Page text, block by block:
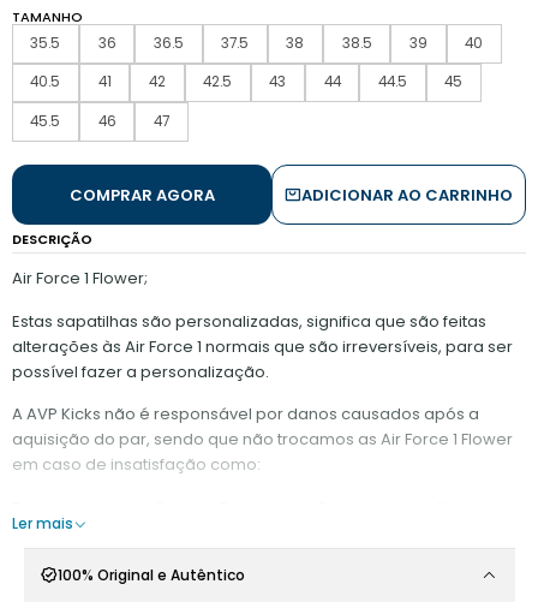
TAMANHO
35.5
36 36.5 37.5 38 38.5 39 40
40.5 41 42 42.5 43 44 44.5 45
45.5 46 47
ADICIONAR AO CARRINHO
COMPRAR AGORA
DESCRIÇÃO
Air Force 1 Flower;
Estas sapatilhas são personalizadas, significa que são feitas
alterações às Air Force 1 normais que são irreversíveis, para ser
possível fazer a personalização.
A AVP Kicks não é responsável por danos causados após a
aquisição do par, sendo que não trocamos as Air Force 1 Flower
em caso de insatisfação como:
É recomendado:
Ler mais
100% Original e Autêntico